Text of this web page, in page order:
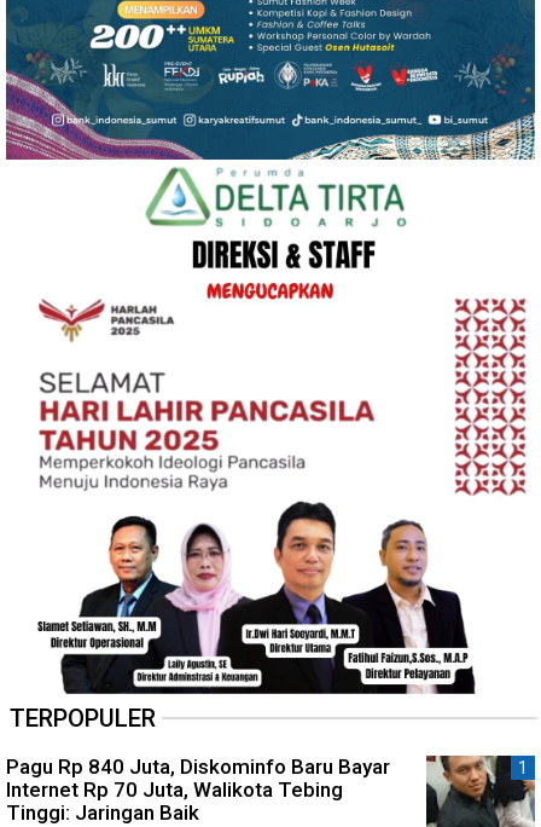
TERPOPULER
Pagu Rp 840 Juta, Diskominfo Baru Bayar
Internet Rp 70 Juta, Walikota Tebing
Tinggi: Jaringan Baik